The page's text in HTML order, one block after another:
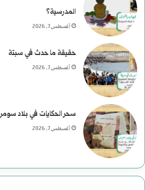
المدرسية؟
أغسطس 7, 2026
حقيقة ما حدث في سبتة
أغسطس 7, 2026
سحر الحكايات في بلاد سومر
أغسطس 7, 2026